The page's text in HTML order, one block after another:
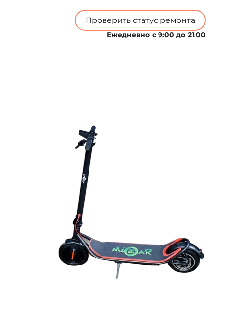
Проверить статус ремонта
Ежедневно с 9:00 до 21:00